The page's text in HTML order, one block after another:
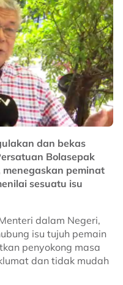
dan bekas
Bolasepak
menegaskan peminat
sesuatu isu
dalam Negeri,
isu tujuh pemain
penyokong masa
dan tidak mudah